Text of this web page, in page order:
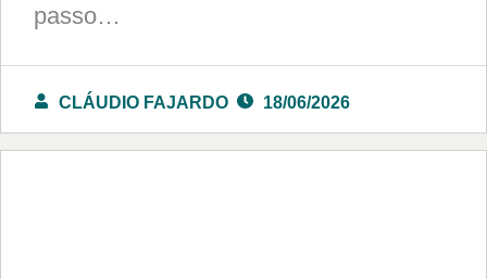
passo…
CLÁUDIO FAJARDO 18/06/2026